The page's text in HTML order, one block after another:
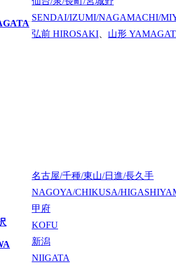
SENDAI/IZUMI/NAGAMACHI/
弘前 HIROSAKI 山形
名古屋/千種/東山/日進/長久手
NAGOYA/CHIKUSA/
甲府
KOFU
新潟
NIIGATA